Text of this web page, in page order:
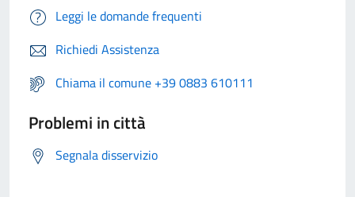
Leggi le domande frequenti
Richiedi Assistenza
Chiama il comune +39 0883 610111
Problemi in città
Segnala disservizio